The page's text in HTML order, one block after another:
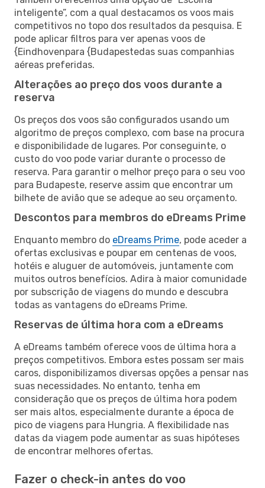
inteligente”, com a qual destacamos os voos mais
competitivos no topo dos resultados da pesquisa. E
pode aplicar filtros para ver apenas voos de
{Eindhovenpara {Budapestedas suas companhias
aéreas preferidas.
Alterações ao preço dos voos durante a
reserva
Os preços dos voos são configurados usando um
algoritmo de preços complexo, com base na procura
e disponibilidade de lugares. Por conseguinte, o
custo do voo pode variar durante o processo de
reserva. Para garantir o melhor preço para o seu voo
para Budapeste, reserve assim que encontrar um
bilhete de avião que se adeque ao seu orçamento.
Descontos para membros do eDreams Prime
Enquanto membro do eDreams Prime, pode aceder a
ofertas exclusivas e poupar em centenas de voos,
hotéis e aluguer de automóveis, juntamente com
muitos outros benefícios. Adira à maior comunidade
por subscrição de viagens do mundo e descubra
todas as vantagens do eDreams Prime.
Reservas de última hora com a eDreams
A eDreams também oferece voos de última hora a
preços competitivos. Embora estes possam ser mais
caros, disponibilizamos diversas opções a pensar nas
suas necessidades. No entanto, tenha em
consideração que os preços de última hora podem
ser mais altos, especialmente durante a época de
pico de viagens para Hungria. A flexibilidade nas
datas da viagem pode aumentar as suas hipóteses
de encontrar melhores ofertas.
Fazer o check-in antes do voo